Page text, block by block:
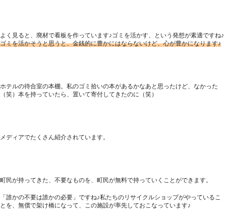
よく見ると、廃材で看板を作っています♪ゴミを活かす、という発想が素適ですね♪
ゴミを活かそうと思うと、金銭的に豊かにはならないけど、心が豊かになります♪
ホテルの待合室の本棚。私のゴミ拾いの本があるかなあと思ったけど、なかった
（笑）本を持っていたら、置いて寄付してきたのに（笑）
メディアでたくさん紹介されています。
町民が持ってきた、不要なものを、町民が無料で持っていくことができます。
「誰かの不要は誰かの必要」ですね♪私たちのリサイクルショップがやっているこ
とを、無償で架け橋になって、この施設が率先しておこなっています♪